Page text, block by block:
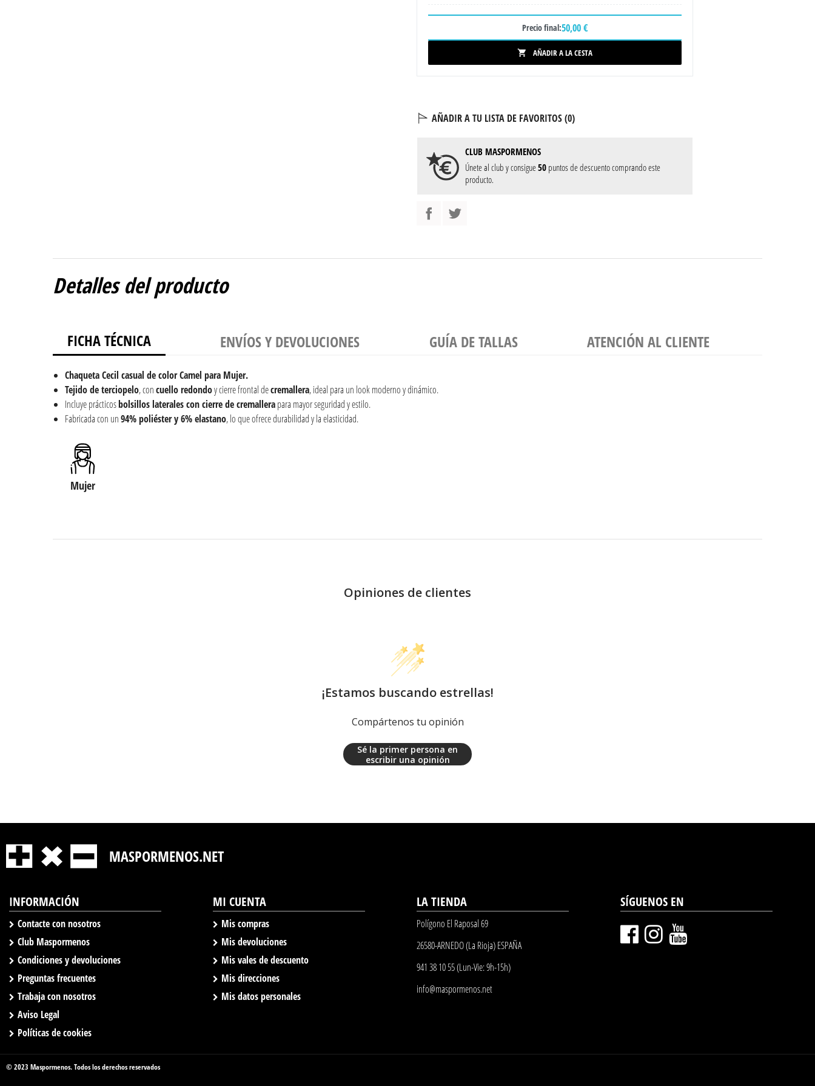
Precio final:50,00 €
 AÑADIR A LA CESTA
AÑADIR A TU LISTA DE FAVORITOS (0)
CLUB MASPORMENOS
Únete al club y consigue50puntos de descuento comprando este
producto.
Detalles del producto
FICHA TÉCNICA ENVÍOS Y DEVOLUCIONES GUÍA DE TALLAS ATENCIÓN AL CLIENTE
Chaqueta Cecil casual de color Camel para Mujer.
Tejido de terciopelo, concuello redondoy cierre frontal decremallera, ideal para un look moderno y dinámico.
Incluye prácticosbolsillos laterales con cierre de cremallerapara mayor seguridad y estilo.
Fabricada con un94% poliéster y 6% elastano, lo que ofrece durabilidad y la elasticidad.
Mujer
Opiniones de clientes
¡Estamos buscando estrellas!
Compártenos tu opinión
Sé la primer persona en
escribir una opinión
MASPORMENOS.NET
INFORMACIÓN
Contacte con nosotros
Club Maspormenos
Condiciones y devoluciones
Preguntas frecuentes
Trabaja con nosotros
Aviso Legal
Políticas de cookies
MI CUENTA
Mis compras
Mis devoluciones
Mis vales de descuento
Mis direcciones
Mis datos personales
LA TIENDA
Polígono El Raposal 69
26580-ARNEDO (La Rioja) ESPAÑA
941 38 10 55 (Lun-Vie: 9h-15h)
info@maspormenos.net
SÍGUENOS EN
© 2023 Maspormenos. Todos los derechos reservados